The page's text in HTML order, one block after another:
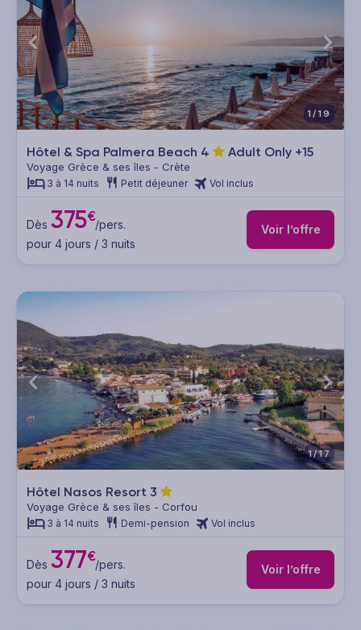
1/19
Hôtel & Spa Palmera Beach 4 Adult Only +15
Voyage Grèce & ses îles - Crète
3 à 14 nuits Petit déjeuner Vol inclus
Dès 375€/pers.
pour 4 jours / 3 nuits
Voir l’offre
1/17
Hôtel Nasos Resort 3
Voyage Grèce & ses îles - Corfou
3 à 14 nuits Demi-pension Vol inclus
Dès 377€/pers.
pour 4 jours / 3 nuits
Voir l’offre